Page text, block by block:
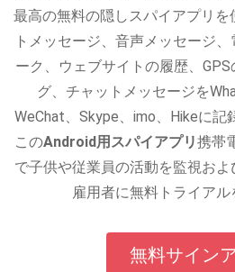
最高の無料の隠しスパイアプリを
トメッセージ、音声メッセージ
ーク、ウェブサイトの履歴、
グ、チャットメッセージを
WeChat、Skype、imo、Hikeに記
このAndroid用スパイアプリ携帯
で子供や従業員の活動を監視お
雇用者に無料トライアル
無料サイン